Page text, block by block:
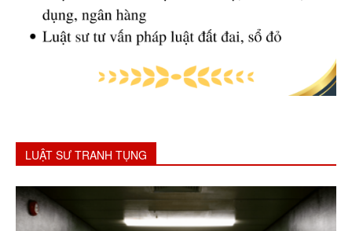
LUẬT SƯ TRANH TỤNG